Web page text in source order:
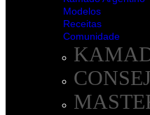
Modelos
Receitas
Comunidade